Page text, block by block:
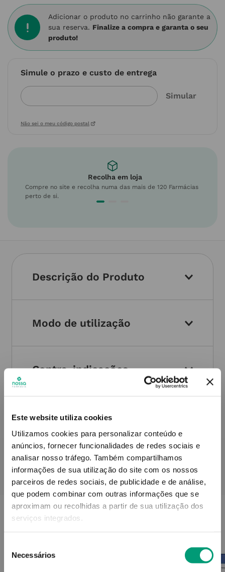
Este website utiliza cookies
Utilizamos cookies para personalizar conteúdo e
anúncios, fornecer funcionalidades de redes sociais e
analisar nosso tráfego. Também compartilhamos
informações de sua utilização do site com os nossos
parceiros de redes sociais, de publicidade e de análise,
que podem combinar com outras informações que se
aproximam ou recolhidas a partir de sua utilização dos
serviços integrados.
Necessários
Adicionar o produto no carrinho não garante a
sua reserva. Finalize a compra e garanta o seu
produto!
Simule o prazo e custo de entrega
Não sei o meu código postal
Recolha em loja
Compre no site e recolha numa das mais de 120 Farmácias
perto de si.
Descrição do Produto
Modo de utilização
Contra-indicações
Informações técnicas
PODERÁ TAMBÉM GOSTAR